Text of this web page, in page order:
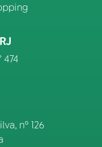
474
nº 126